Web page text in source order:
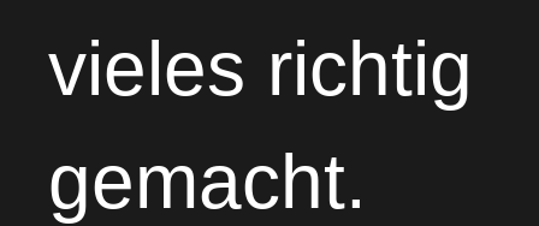
vieles richtig
gemacht.